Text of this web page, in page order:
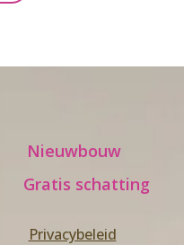
Nieuwbouw
Gratis schatting
Privacybeleid